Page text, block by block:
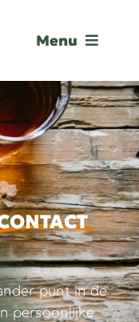
Menu
punt in de
persoonlijke